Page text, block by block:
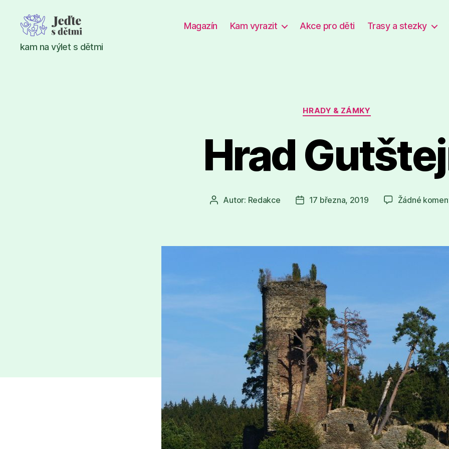
Jeďte
s
kam na výlet s dětmi
Magazín Kam vyrazit Akce pro děti Trasy a stezky
Rubriky
HRADY & ZÁMKY
Hrad
AutorAutor: Redakce
Datum
17 března, 2019 Žádné